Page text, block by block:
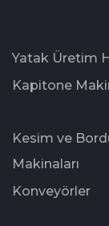
Yatak Üretim
Kapitone
Kesim ve
Makinaları
Konveyörler